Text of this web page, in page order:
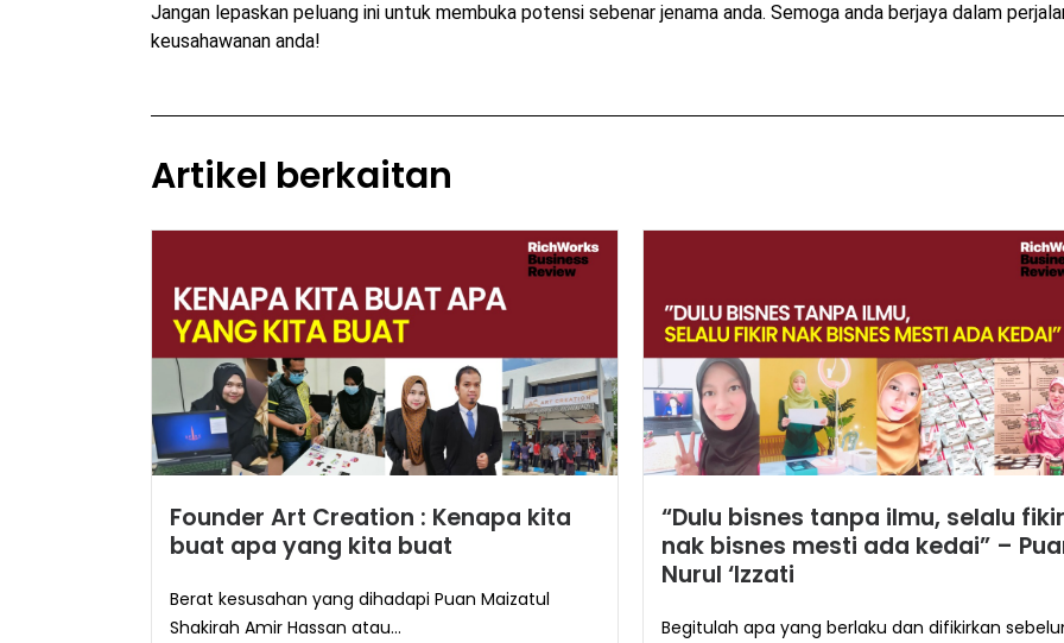
Jangan lepaskan peluang ini untuk membuka potensi sebenar jenama anda. Semoga anda berjaya dalam
keusahawanan anda!
Artikel berkaitan
Founder Art Creation : Kenapa kita
buat apa yang kita buat
Berat kesusahan yang dihadapi Puan Maizatul
Shakirah Amir Hassan atau...
“Dulu bisnes tanpa ilmu, selalu
nak bisnes mesti ada kedai” –
Nurul ‘Izzati
Begitulah apa yang berlaku dan difikirkan